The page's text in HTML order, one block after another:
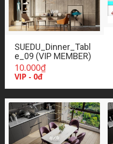
SUEDU_Dinner_Tabl
e_09 (VIP MEMBER)
10.000₫
VIP - 0đ